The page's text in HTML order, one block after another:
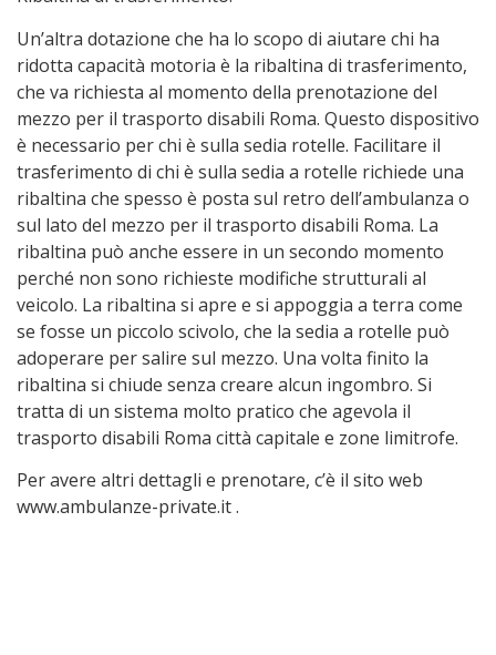
Un’altra dotazione che ha lo scopo di aiutare chi ha
ridotta capacità motoria è la ribaltina di trasferimento,
che va richiesta al momento della prenotazione del
mezzo per il trasporto disabili Roma. Questo dispositivo
è necessario per chi è sulla sedia rotelle. Facilitare il
trasferimento di chi è sulla sedia a rotelle richiede una
ribaltina che spesso è posta sul retro dell’ambulanza o
sul lato del mezzo per il trasporto disabili Roma. La
ribaltina può anche essere in un secondo momento
perché non sono richieste modifiche strutturali al
veicolo. La ribaltina si apre e si appoggia a terra come
se fosse un piccolo scivolo, che la sedia a rotelle può
adoperare per salire sul mezzo. Una volta finito la
ribaltina si chiude senza creare alcun ingombro. Si
tratta di un sistema molto pratico che agevola il
trasporto disabili Roma città capitale e zone limitrofe.
Per avere altri dettagli e prenotare, c’è il sito web
www.ambulanze-private.it .